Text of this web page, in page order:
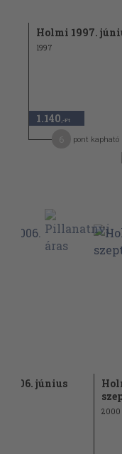
Holmi 1997.
1997
1.140 ,-Ft
pont kapható
2006. június
2000